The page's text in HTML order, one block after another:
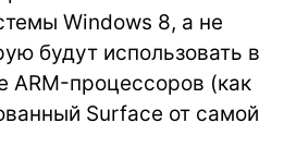
Windows 8, а не
будут использовать в
ARM-процессоров (как
Surface от самой